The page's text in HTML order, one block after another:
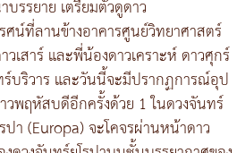
รรยาย เตรียมตัวดูดาว
ศน์ที่ลานข้างอาคารศูนย์วิทยาศาสตร์
เสาร์ และพี่น้องดาวเคราะห์ ดาวศุกร์
บริวาร และวันนี้จะมีปรากฏการณ์อุป
พฤหัสบดีอีกครั้งด้วย 1 ในดวงจันทร์
า (Europa) จะโคจรผ่านหน้าดาว